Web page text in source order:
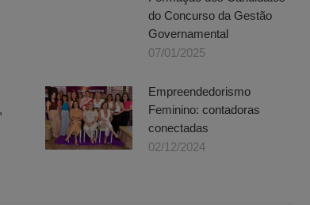
do Concurso da Gestão
Governamental
07/01/2025
Empreendedorismo
Feminino: contadoras
conectadas
02/12/2024